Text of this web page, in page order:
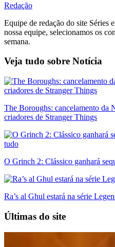
Redação
Equipe de redação do site Séries
nossa equipe, selecionamos os
semana.
Veja tudo sobre Notícia
The Boroughs: cancelamento da
criadores de Stranger Things
O Grinch 2: Clássico ganhará
Ra’s al Ghul estará na série
Últimas do site